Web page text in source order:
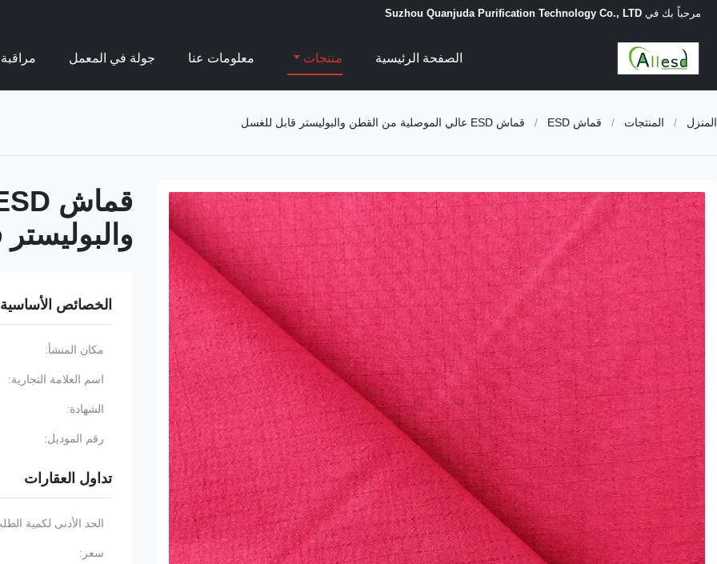
مرحباً بك في Suzhou Quanjuda Purification Technology Co., LTD
الصفحة الرئيسية منتجات معلومات عنا جولة في المعمل
المنزل / المنتجات / قماش ESD / قماش ESD عالي الموصلية من القطن والبوليستر قابل للغسل
الخصائص الأساسية
مكان المنشأ:
اسم العلامة التجارية:
الشهادة:
رقم الموديل:
تداول العقارات
الحد الأدنى لكمية
سعر: